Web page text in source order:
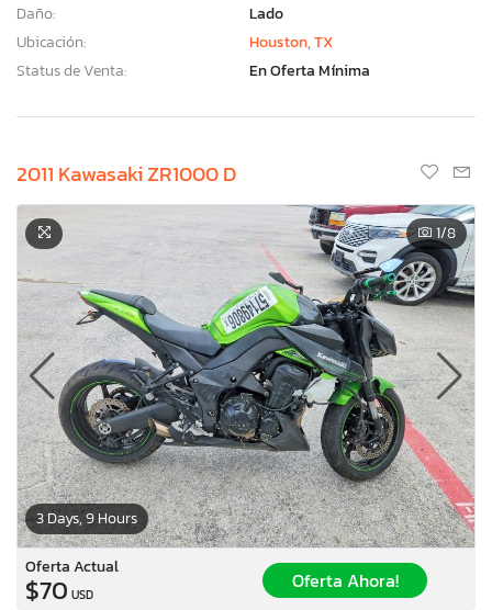
Daño:
Lado
Ubicación:
Houston, TX
Status de Venta:
En Oferta Mínima
2011 Kawasaki ZR1000 D
3 Days, 9 Hours
1/8
Oferta Actual
$70 USD
Oferta Ahora!